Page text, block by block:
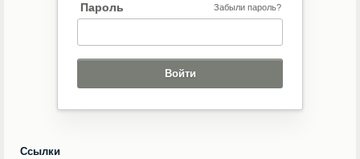
Пароль Забыли пароль?
Ссылки